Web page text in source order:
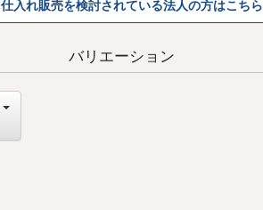
仕入れ販売を検討されている法人の方はこちら
バリエーション